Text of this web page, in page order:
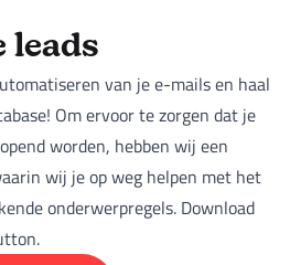
leads
van je e-mails en haal
Om ervoor te zorgen dat je
worden, hebben wij een
wij je op weg helpen met het
onderwerpregels. Download